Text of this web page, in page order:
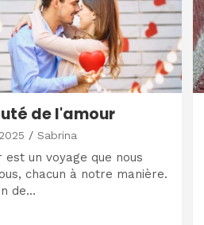
de l'amour
Sabrina
est un voyage que nous
chacun à notre manière.
de…